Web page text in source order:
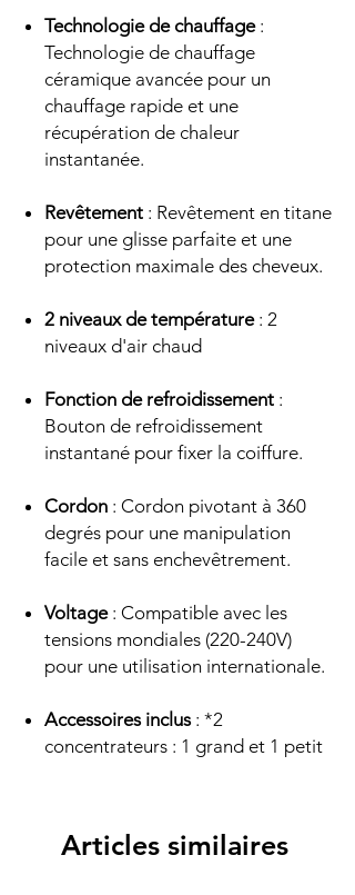
Technologie de chauffage:
Technologie de chauffage
céramique avancée pour un
chauffage rapide et une
récupération de chaleur
instantanée.
Revêtement : Revêtement en titane
pour une glisse parfaite et une
protection maximale des cheveux.
2 niveaux de température: 2
niveaux d'air chaud
Fonction de refroidissement :
Bouton de refroidissement
instantané pour fixer la coiffure.
Cordon : Cordon pivotant à 360
degrés pour une manipulation
facile et sans enchevêtrement.
Voltage : Compatible avec les
tensions mondiales (220-240V)
pour une utilisation internationale.
Accessoires inclus: *2
concentrateurs : 1 grand et 1 petit
Articles similaires